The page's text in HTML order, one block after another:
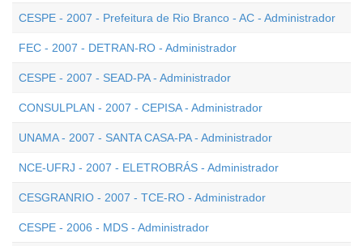
CESPE - 2007 - Prefeitura de Rio Branco - AC - Administrador
FEC - 2007 - DETRAN-RO - Administrador
CESPE - 2007 - SEAD-PA - Administrador
CONSULPLAN - 2007 - CEPISA - Administrador
UNAMA - 2007 - SANTA CASA-PA - Administrador
NCE-UFRJ - 2007 - ELETROBRÁS - Administrador
CESGRANRIO - 2007 - TCE-RO - Administrador
CESPE - 2006 - MDS - Administrador